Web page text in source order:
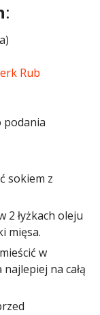
:
Rub
podania
sokiem z
2 łyżkach oleju
mięsa.
w
na całą